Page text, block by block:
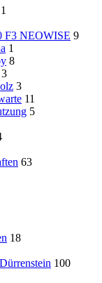
1
F3 NEOWISE 9
1
8
3
3
11
5
63
18
100